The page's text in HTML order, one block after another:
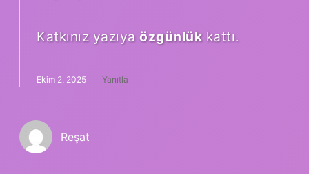
Katkınız yazıya özgünlükkattı.
Ekim 2, 2025 Yanıtla
Reşat